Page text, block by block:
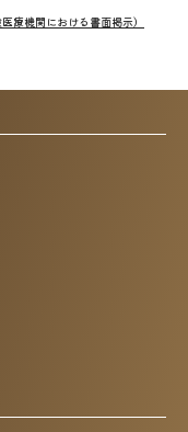
療機関における書面掲示）